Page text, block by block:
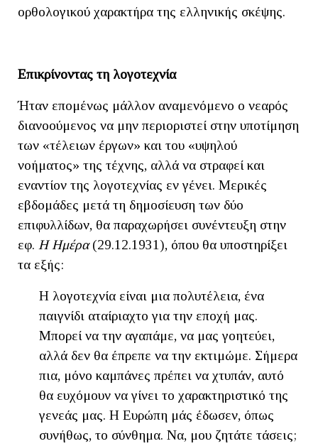
ορθολογικού χαρακτήρα της ελληνικής σκέψης.
Επικρίνοντας τη λογοτεχνία
Ήταν επομένως μάλλον αναμενόμενο ο νεαρός
διανοούμενος να μην περιοριστεί στην υποτίμηση
των «τέλειων έργων» και του «υψηλού
νοήματος» της τέχνης, αλλά να στραφεί και
εναντίον της λογοτεχνίας εν γένει. Μερικές
εβδομάδες μετά τη δημοσίευση των δύο
επιφυλλίδων, θα παραχωρήσει συνέντευξη στην
εφ. Η Ημέρα(29.12.1931), όπου θα υποστηρίξει
τα εξής:
Η λογοτεχνία είναι μια πολυτέλεια, ένα
παιγνίδι αταίριαχτο για την εποχή μας.
Μπορεί να την αγαπάμε, να μας γοητεύει,
αλλά δεν θα έπρεπε να την εκτιμώμε. Σήμερα
πια, μόνο καμπάνες πρέπει να χτυπάν, αυτό
θα ευχόμουν να γίνει το χαρακτηριστικό της
γενεάς μας. Η Ευρώπη μάς έδωσεν, όπως
συνήθως, το σύνθημα. Να, μου ζητάτε τάσεις;